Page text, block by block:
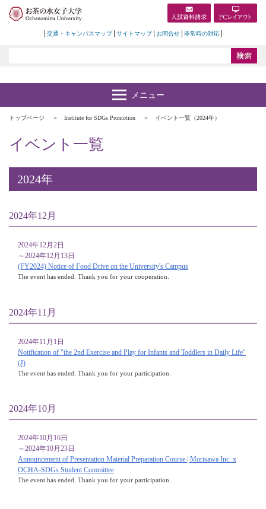
交通・キャンパスマップ サイトマップ お問合せ 非常時の対応
トップページ Institute for SDGs Promotion イベント一覧（2024年）
イベント一覧
2024年
2024年12月
2024年12月2日
～2024年12月13日
(FY2024) Notice of Food Drive on the University's Campus
The event has ended. Thank you for your cooperation.
2024年11月
2024年11月1日
Notification of "the 2nd Exercise and Play for Infants and Toddlers in Daily Life"
(J)
The event has ended. Thank you for your participation.
2024年10月
2024年10月16日
～2024年10月23日
Announcement of Presentation Material Preparation Course | Morisawa Inc. x
OCHA-SDGs Student Committee
The event has ended. Thank you for your participation.